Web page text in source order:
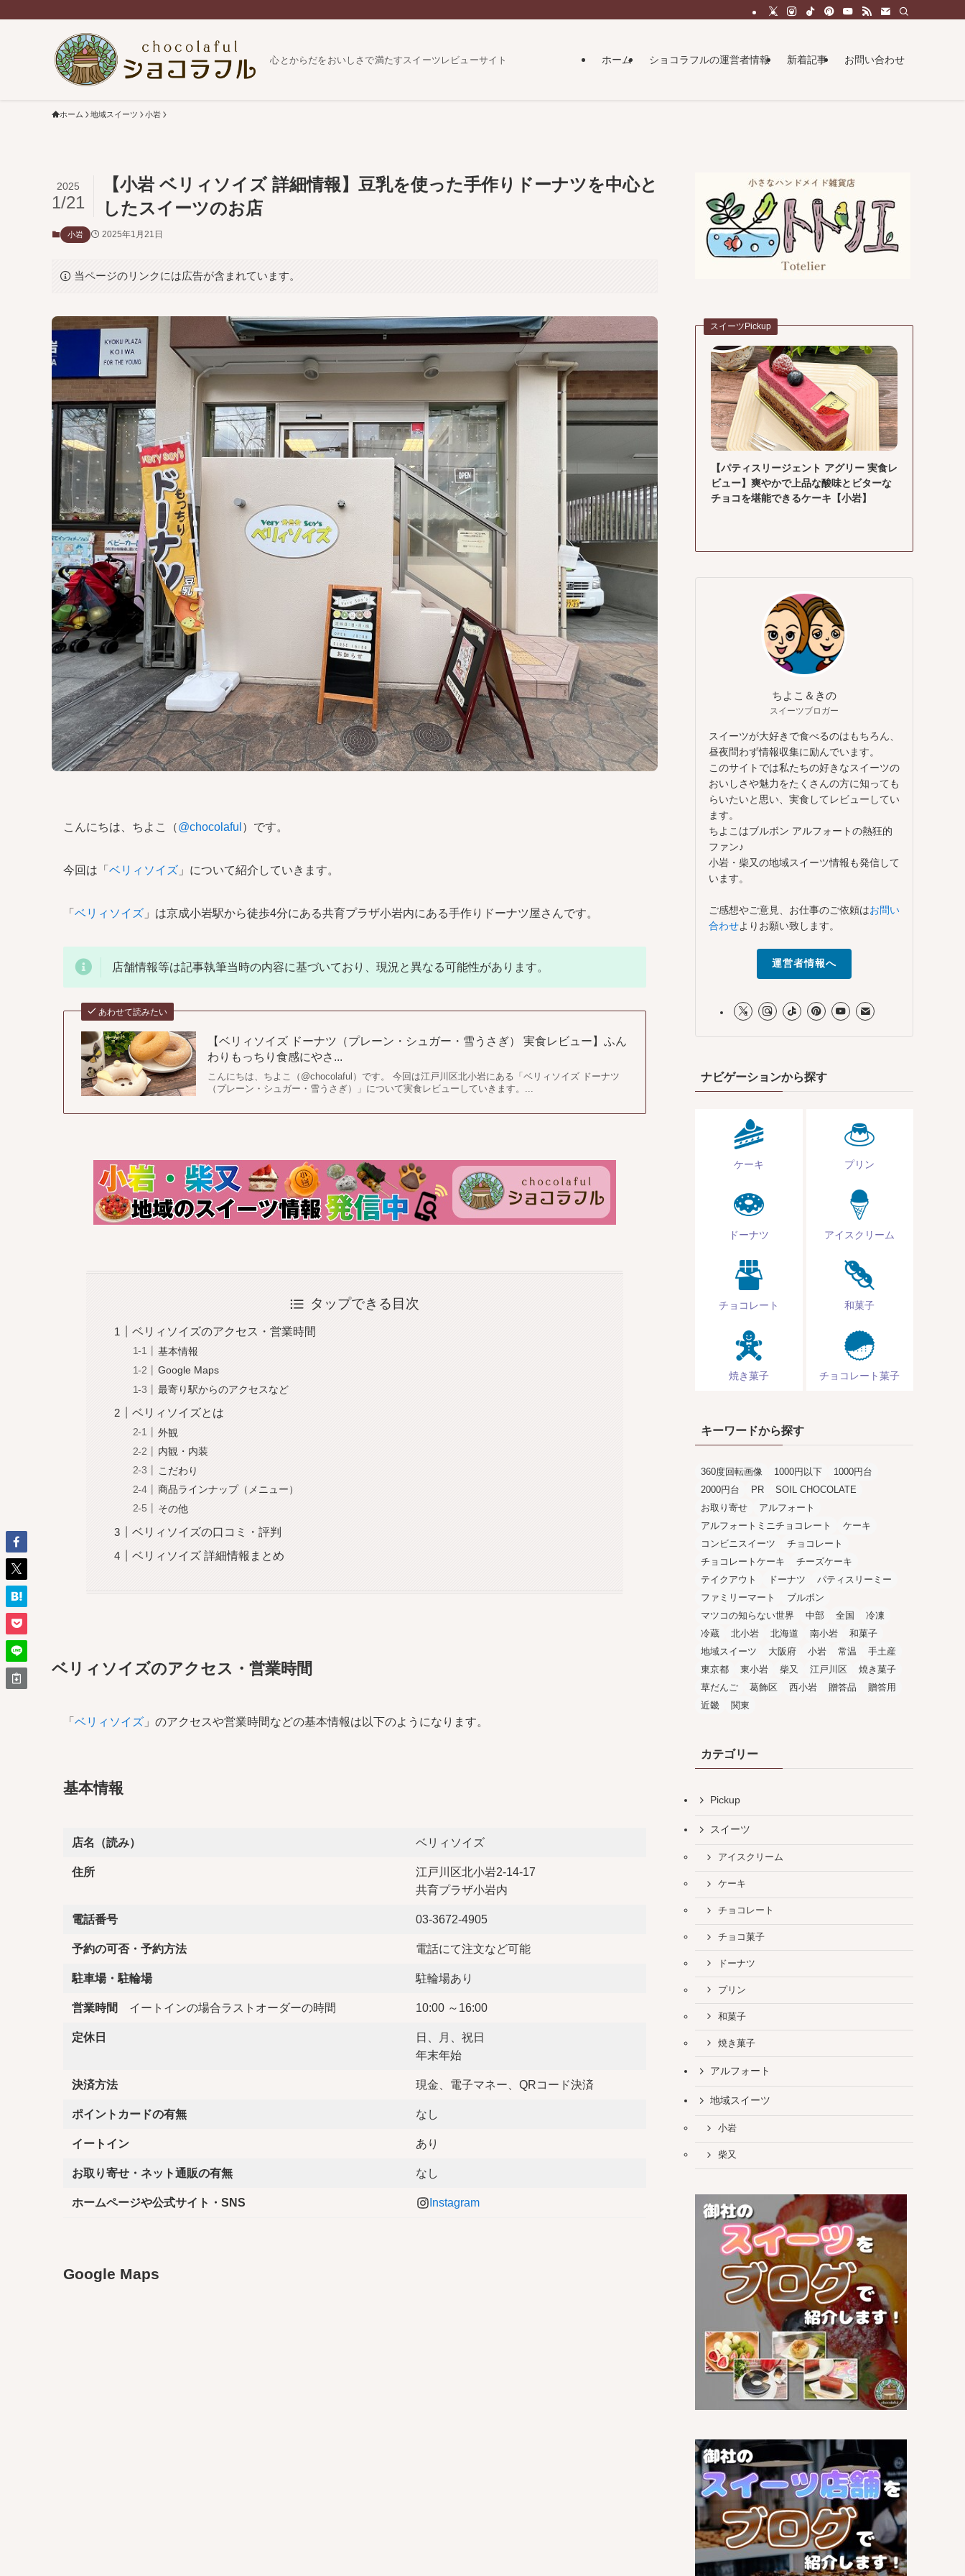
心とからだをおいしさで満たすスイーツレビューサイト ホーム ショコラフルの運営者情報 新着記事 お問い合わせ
ホーム 地域スイーツ 小岩
【小岩 ベリィソイズ 詳細情報】豆乳を使った手作りドーナツを中心と
したスイーツのお店
2025
1/21
小岩 2025年1月21日
当ページのリンクには広告が含まれています。
こんにちは、ちよこ（@chocolaful ）です。
今回は「 ベリィソイズ 」について紹介していきます。
「 ベリィソイズ 」は京成小岩駅から徒歩4分にある共育プラザ小岩内にある手作りドーナツ屋さんです。
店舗情報等は記事執筆当時の内容に基づいており、現況と異なる可能性があります。
あわせて読みたい
【ベリィソイズ ドーナツ（プレーン・シュガー・雪うさぎ） 実食レビュー】ふん
わりもっちり食感にやさ...
こんにちは、ちよこ（@chocolaful）です。 今回は江戸川区北小岩にある「ベリィソイズ ドーナツ
（プレーン・シュガー・雪うさぎ）」について実食レビューしていきます。...
タップできる目次
ベリィソイズのアクセス・営業時間
基本情報
Google Maps
最寄り駅からのアクセスなど
ベリィソイズとは
外観
内観・内装
こだわり
商品ラインナップ（メニュー）
その他
ベリィソイズの口コミ・評判
ベリィソイズ 詳細情報まとめ
ベリィソイズのアクセス・営業時間
「 ベリィソイズ 」のアクセスや営業時間などの基本情報は以下のようになります。
基本情報
店名（読み） ベリィソイズ
住所
江戸川区北小岩2-14-17
共育プラザ小岩内
電話番号 03-3672-4905
予約の可否・予約方法 電話にて注文など可能
駐車場・駐輪場 駐輪場あり
営業時間 イートインの場合ラストオーダーの時間 10:00 ～16:00
定休日
日、月、祝日
年末年始
決済方法 現金、電子マネー、QRコード決済
ポイントカードの有無 なし
イートイン あり
お取り寄せ・ネット通販の有無 なし
ホームページや公式サイト・SNS Instagram
Google Maps
スイーツPickup
【パティスリージェント アグリー 実食レ
ビュー】爽やかで上品な酸味とビターな
チョコを堪能できるケーキ【小岩】
ちよこ＆きの
スイーツブロガー
スイーツが大好きで食べるのはもちろん、
昼夜問わず情報収集に励んでいます。
このサイトでは私たちの好きなスイーツの
おいしさや魅力をたくさんの方に知っても
らいたいと思い、実食してレビューしてい
ます。
ちよこはブルボン アルフォートの熱狂的
ファン♪
小岩・柴又の地域スイーツ情報も発信して
います。
ご感想やご意見、お仕事のご依頼はお問い
合わせよりお願い致します。
運営者情報へ
ナビゲーションから探す
ケーキ プリン
ドーナツ アイスクリーム
チョコレート 和菓子
焼き菓子 チョコレート菓子
キーワードから探す
360度回転画像 1000円以下
1000円台
2000円台
PR
SOIL CHOCOLATE
お取り寄せ
アルフォート
アルフォートミニチョコレート
ケーキ
コンビニスイーツ
チョコレート
チョコレートケーキ
チーズケーキ
テイクアウト
ドーナツ
パティスリーミー
ファミリーマート
ブルボン
マツコの知らない世界
中部 全国
冷凍
冷蔵
北小岩 北海道 南小岩
和菓子
地域スイーツ
大阪府 小岩 常温
手土産
東京都
東小岩 柴又 江戸川区
焼き菓子
草だんご
葛飾区 西小岩 贈答品
贈答用
近畿
関東
カテゴリー
Pickup
スイーツ
アイスクリーム
ケーキ
チョコレート
チョコ菓子
ドーナツ
プリン
和菓子
焼き菓子
アルフォート
地域スイーツ
小岩
柴又